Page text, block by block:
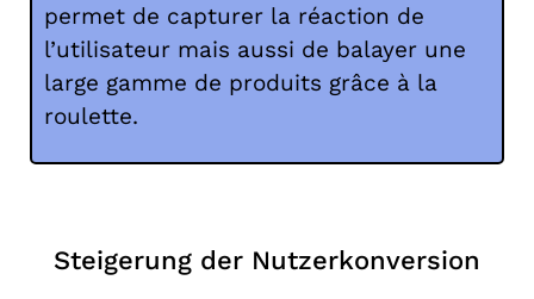
permet de capturer la réaction de
l’utilisateur mais aussi de balayer une
large gamme de produits grâce à la
roulette.
Steigerung der Nutzerkonversion